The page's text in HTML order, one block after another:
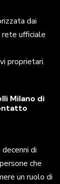
dai
ufficiale
proprietari.
Milano di
di
che
un ruolo di